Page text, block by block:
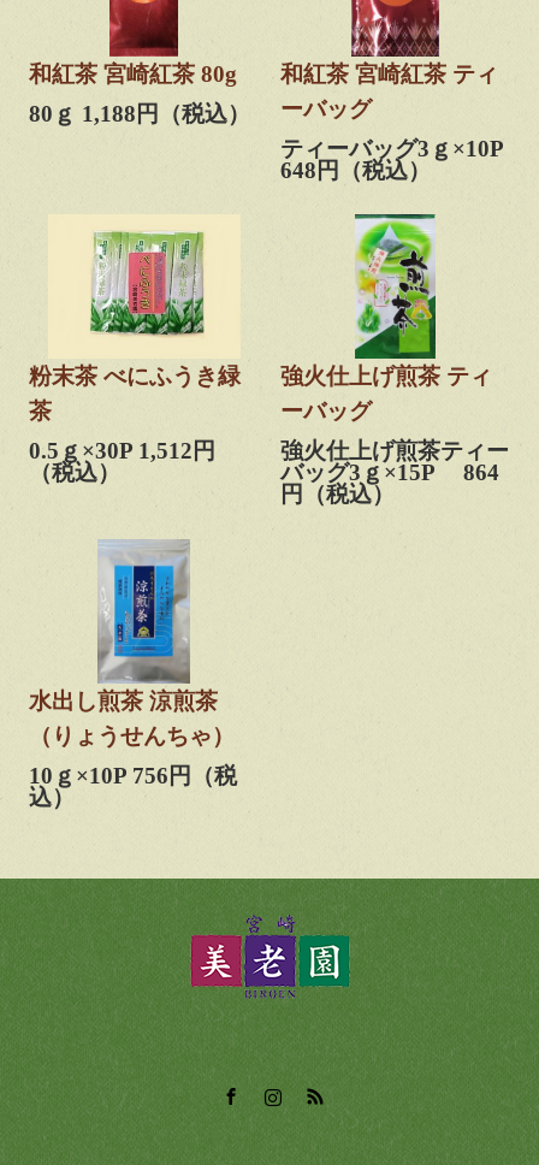
和紅茶 宮崎紅茶 80g
80ｇ 1,188円（税込）
和紅茶 宮崎紅茶 ティ
ーバッグ
ティーバッグ3ｇ×10P
648円（税込）
粉末茶 べにふうき緑
茶
0.5ｇ×30P 1,512円
（税込）
強火仕上げ煎茶 ティ
ーバッグ
強火仕上げ煎茶ティー
バッグ3ｇ×15P 864
円（税込）
水出し煎茶 涼煎茶
（りょうせんちゃ）
10ｇ×10P 756円（税
込）
FacebookInstagramRSS